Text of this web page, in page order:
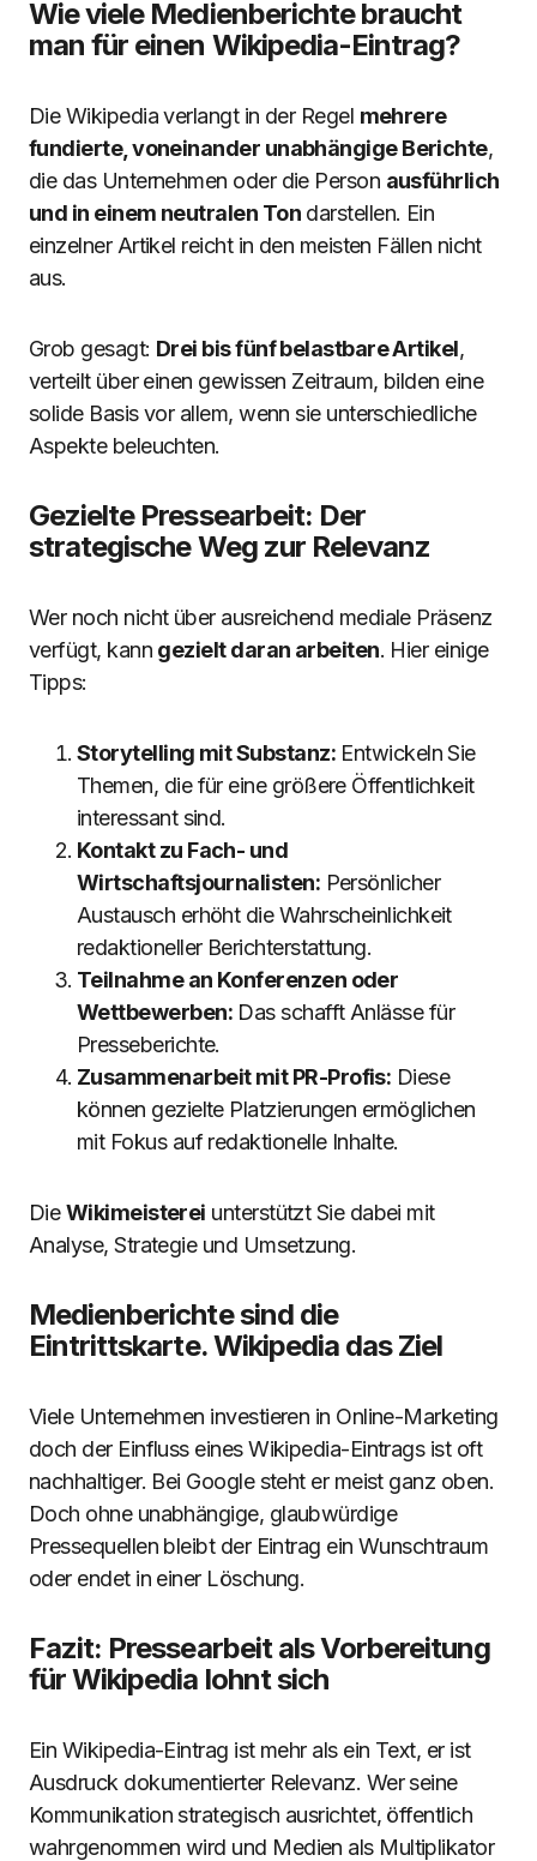
Wie viele Medienberichte braucht
man für einen Wikipedia-Eintrag?
Die Wikipedia verlangt in der Regel mehrere
fundierte, voneinander unabhängige Berichte,
die das Unternehmen oder die Person ausführlich
und in einem neutralen Tondarstellen. Ein
einzelner Artikel reicht in den meisten Fällen nicht
aus.
Grob gesagt: Drei bis fünf belastbare Artikel,
verteilt über einen gewissen Zeitraum, bilden eine
solide Basis vor allem, wenn sie unterschiedliche
Aspekte beleuchten.
Gezielte Pressearbeit: Der
strategische Weg zur Relevanz
Wer noch nicht über ausreichend mediale Präsenz
verfügt, kann gezielt daran arbeiten. Hier einige
Tipps:
Storytelling mit Substanz:Entwickeln Sie
Themen, die für eine größere Öffentlichkeit
interessant sind.
Kontakt zu Fach- und
Wirtschaftsjournalisten: Persönlicher
Austausch erhöht die Wahrscheinlichkeit
redaktioneller Berichterstattung.
Teilnahme an Konferenzen oder
Wettbewerben:Das schafft Anlässe für
Presseberichte.
Zusammenarbeit mit PR-Profis: Diese
können gezielte Platzierungen ermöglichen
mit Fokus auf redaktionelle Inhalte.
DieWikimeisterei unterstützt Sie dabei mit
Analyse, Strategie und Umsetzung.
Medienberichte sind die
Eintrittskarte. Wikipedia das Ziel
Viele Unternehmen investieren in Online-Marketing
doch der Einfluss eines Wikipedia-Eintrags ist oft
nachhaltiger. Bei Google steht er meist ganz oben.
Doch ohne unabhängige, glaubwürdige
Pressequellen bleibt der Eintrag ein Wunschtraum
oder endet in einer Löschung.
Fazit: Pressearbeit als Vorbereitung
für Wikipedia lohnt sich
Ein Wikipedia-Eintrag ist mehr als ein Text, er ist
Ausdruck dokumentierter Relevanz. Wer seine
Kommunikation strategisch ausrichtet, öffentlich
wahrgenommen wird und Medien als Multiplikator